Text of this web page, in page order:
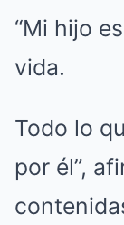
“Mi hijo
vida.
Todo lo
por él”,